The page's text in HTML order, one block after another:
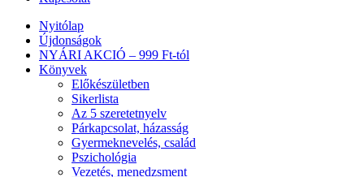
Nyitólap
Újdonságok
NYÁRI AKCIÓ – 999 Ft-tól
Könyvek
Előkészületben
Sikerlista
Az 5 szeretetnyelv
Párkapcsolat, házasság
Gyermeknevelés, család
Pszichológia
Vezetés, menedzsment